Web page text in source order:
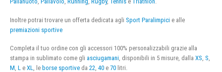
Inoltre potrai trovare un offerta dedicata agli Sport Paralimpici e alle
premiazioni sportive
Completa il tuo ordine con gli accessori 100% personalizzabili grazie alla
stampa in sublimato come gli asciugamani , disponibili in 5 misure, dalla XS S
M L e XL , le borse sportive da 22 40 e 70 litri.